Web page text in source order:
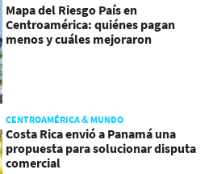
Mapa del Riesgo País en
Centroamérica: quiénes pagan
menos y cuáles mejoraron
CENTROAMÉRICA & MUNDO
Costa Rica envió a Panamá una
propuesta para solucionar disputa
comercial